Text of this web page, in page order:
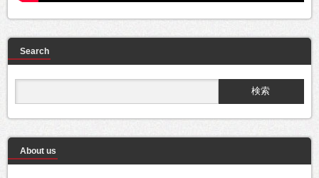
Search
About us